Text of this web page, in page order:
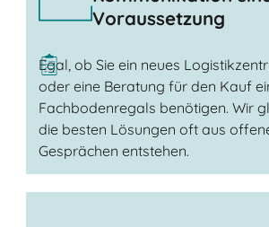
Voraussetzung
Egal, ob Sie ein neues
oder eine Beratung für den Kauf
Fachbodenregals benötigen. Wir
die besten Lösungen oft aus
Gesprächen entstehen.